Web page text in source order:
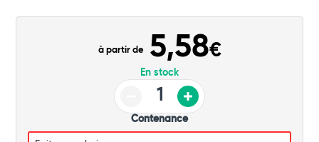
Commander
à partir de 5,58€
En stock
Contenance